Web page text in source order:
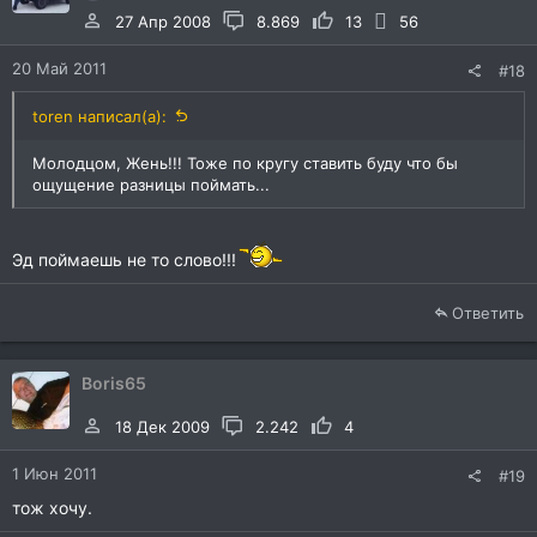
27 Апр 2008 8.869 13 56
20 Май 2011 #18
toren написал(а):
Молодцом, Жень!!! Тоже по кругу ставить буду что бы
ощущение разницы поймать...
Эд поймаешь не то слово!!!
Ответить
Boris65
18 Дек 2009 2.242 4
1 Июн 2011 #19
тож хочу.